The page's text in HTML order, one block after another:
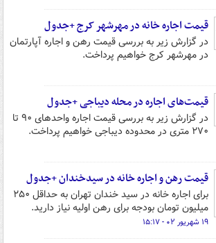
قیمت اجاره خانه در مهرشهر کرج +جدول
در گزارش زیر به بررسی قیمت رهن و اجاره آپارتمان‌
در مهرشهر کرج خواهیم‌ پرداخت.
قیمت‌های اجاره در محله دیباجی +جدول
در گزارش زیر به بررسی قیمت اجاره واحدهای ۹۰ تا
۲۷۰ متری در محدوده دیباجی خواهیم‌ پرداخت.
قیمت رهن و اجاره خانه در سیدخندان +جدول
برای اجاره خانه در سید خندان تهران به حداقل ۲۵۰
میلیون تومان بودجه برای رهن اولیه نیاز دارید.
۱۹ شهریور ۰۲ - ۱۵:۱۷